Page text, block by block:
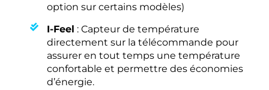
option sur certains modèles)
I-Feel : Capteur de température
directement sur la télécommande pour
assurer en tout temps une température
confortable et permettre des économies
d’énergie.